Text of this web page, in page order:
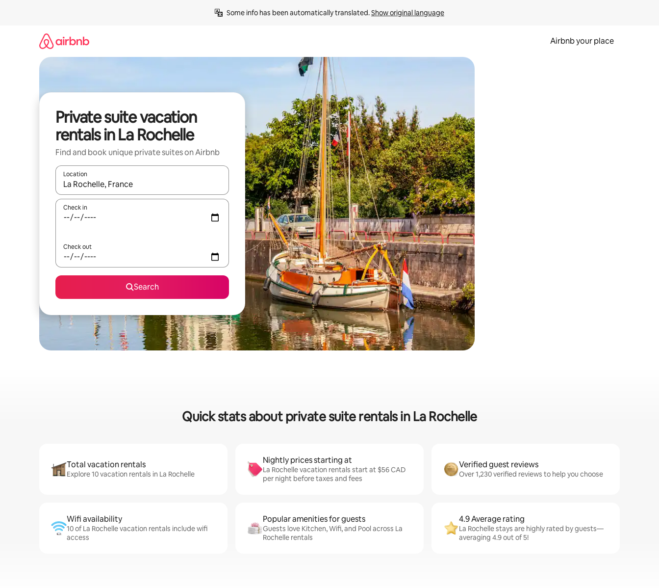
Some info has been automatically translated. Show original language
Airbnb your place
Private suite vacation
rentals in La Rochelle
Find and book unique private suites on Airbnb
Location
When results are available, navigate with up and down arrow keys or explore by touch or swipe gestures.
Check in
Check out
Search
Quick stats about private suite rentals in La Rochelle
Total vacation rentals
Explore 10 vacation rentals in La Rochelle
Nightly prices starting at
La Rochelle vacation rentals start at $56 CAD
per night before taxes and fees
Verified guest reviews
Over 1,230 verified reviews to help you choose
Wifi availability
10 of La Rochelle vacation rentals include wifi
access
Popular amenities for guests
Guests love Kitchen, Wifi, and Pool across La
Rochelle rentals
4.9 Average rating
La Rochelle stays are highly rated by guests—
averaging 4.9 out of 5!